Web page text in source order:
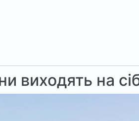
виходять на